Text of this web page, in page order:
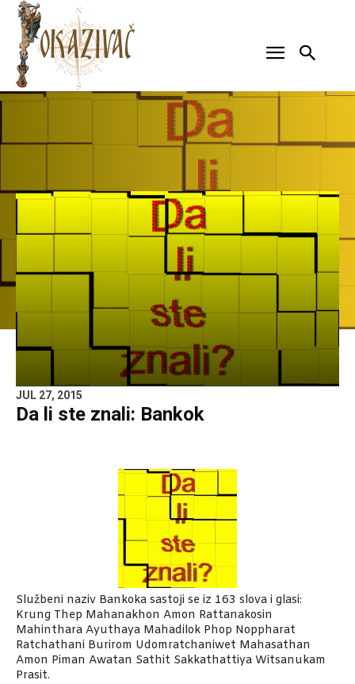
JUL 27, 2015
Da li ste znali: Bankok
Službeni naziv Bankoka sastoji se iz 163 slova i glasi:
Krung Thep Mahanakhon Amon Rattanakosin
Mahinthara Ayuthaya Mahadilok Phop Noppharat
Ratchathani Burirom Udomratchaniwet Mahasathan
Amon Piman Awatan Sathit Sakkathattiya Witsanukam
Prasit.